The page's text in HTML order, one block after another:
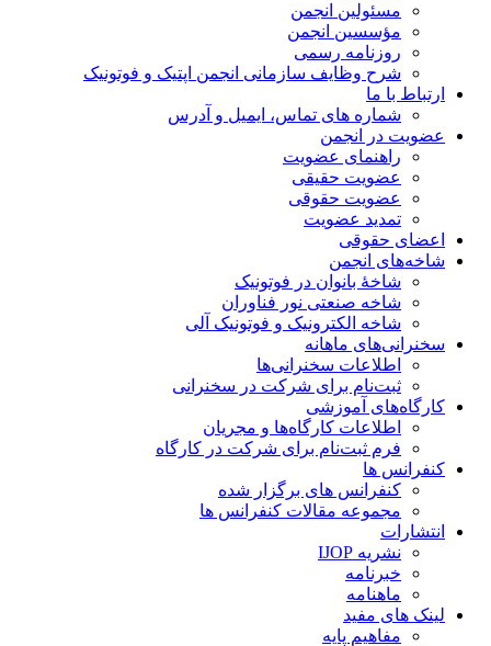
مسئولین انجمن
مؤسسین انجمن
روزنامه رسمی
شرح وظایف سازمانی انجمن اپتیک و فوتونیک
ارتباط با ما
شماره های تماس، ایمیل و آدرس
عضویت در انجمن
راهنمای عضویت
عضویت حقیقی
عضویت حقوقی
تمدید عضویت
اعضای حقوقی
شاخه‌های انجمن
شاخۀ بانوان در فوتونیک
شاخه صنعتی نور فناوران
شاخه‌ الکترونیک و فوتونیک آلی
سخنرانی‌های ماهانه
اطلاعات سخنرانی‌‌ها
ثبت‌نام برای شرکت در سخنرانی
کارگاه‌های آموزشی
اطلاعات کارگاه‌ها و مجریان
فرم ثبت‌نام برای شرکت در کارگاه
کنفرانس ها
کنفرانس های برگزار شده
مجموعه مقالات کنفرانس ها
انتشارات
نشریه IJOP
خبرنامه
ماهنامه
لینک های مفید
مفاهیم پایه